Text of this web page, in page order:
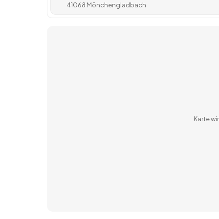
41068 Mönchengladbach
Karte